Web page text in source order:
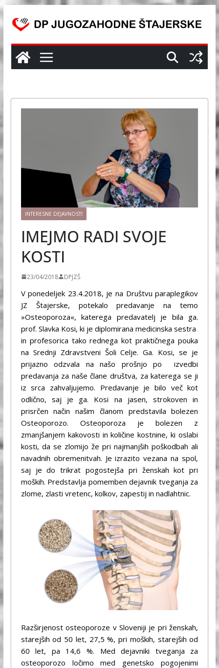
Skip
content
INTERESNE DEJAVNOSTI
IMEJMO RADI SVOJE
KOSTI
23/04/2018 DPJZŠ
V ponedeljek 23.4.2018, je na Društvu paraplegikov
JZ Štajerske, potekalo predavanje na temo
»Osteoporoza«, katerega predavatelj je bila ga.
prof. Slavka Kosi, ki je diplomirana medicinska sestra
in profesorica tako rednega kot praktičnega pouka
na Srednji Zdravstveni Šoli Celje. Ga. Kosi, se je
prijazno odzvala na našo prošnjo po izvedbi
predavanja za naše člane društva, za katerega se ji
iz srca zahvaljujemo. Predavanje je bilo več kot
odlično, saj je ga. Kosi na jasen, strokoven in
prisrčen način našim članom predstavila bolezen
Osteoporozo. Osteoporoza je bolezen z
zmanjšanjem kakovosti in količine kostnine, ki oslabi
kosti, da se zlomijo že pri najmanjših poškodbah ali
navadnih obremenitvah. Je izrazito vezana na spol,
saj je do trikrat pogostejša pri ženskah kot pri
moških. Predstavlja pomemben dejavnik tveganja za
zlome, zlasti vretenc, kolkov, zapestij in nadlahtnic.
Razširjenost osteoporoze v Sloveniji je pri ženskah,
starejših od 50 let, 27,5 %, pri moških, starejših od
60 let, pa 14,6 %. Med dejavniki tveganja za
osteoporozo ločimo med genetsko pogojenimi